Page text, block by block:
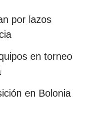
por lazos
en torneo
en Bolonia